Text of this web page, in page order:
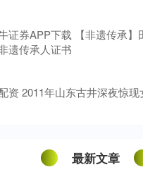
证券APP下载 【非遗传承】
遗传承人证书
资 2011年山东古井深夜惊
最新文章